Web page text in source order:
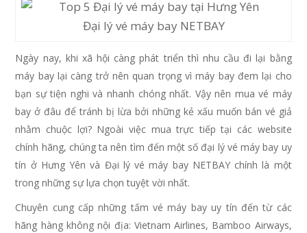
Đại lý vé máy bay NETBAY
Ngày nay, khi xã hội càng phát triển thì nhu cầu đi lại bằng
máy bay lại càng trở nên quan trọng vì máy bay đem lại cho
bạn sự tiện nghi và nhanh chóng nhất. Vậy nên mua vé máy
bay ở đâu để tránh bị lừa bởi những kẻ xấu muốn bán vé giả
nhằm chuộc lợi? Ngoài việc mua trực tiếp tại các website
chính hãng, chúng ta nên tìm đến một số đại lý vé máy bay uy
tín ở Hưng Yên và Đại lý vé máy bay NETBAY chính là một
trong những sự lựa chọn tuyệt vời nhất.
Chuyên cung cấp những tấm vé máy bay uy tín đến từ các
hãng hàng không nội địa: Vietnam Airlines, Bamboo Airways,